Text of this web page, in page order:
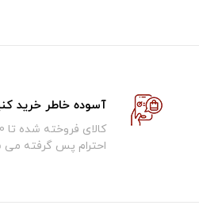
آسوده خاطر خرید
احترام پس گرفته می